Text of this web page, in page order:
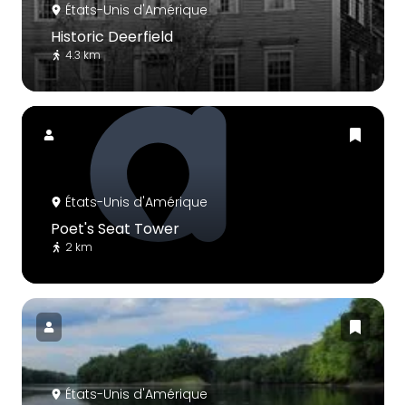
États-Unis d'Amérique
Historic Deerfield
4.3 km
États-Unis d'Amérique
Poet's Seat Tower
2 km
États-Unis d'Amérique